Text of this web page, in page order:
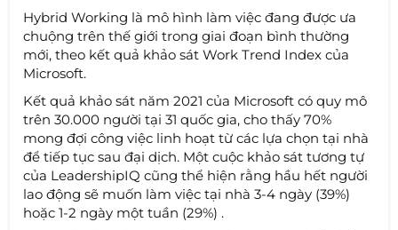
Hybrid Working là mô hình làm việc đang được ưa
chuộng trên thế giới trong giai đoạn bình thường
mới, theo kết quả khảo sát Work Trend Index của
Microsoft.
Kết quả khảo sát năm 2021 của Microsoft có quy mô
trên 30.000 người tại 31 quốc gia, cho thấy 70%
mong đợi công việc linh hoạt từ các lựa chọn tại nhà
để tiếp tục sau đại dịch. Một cuộc khảo sát tương tự
của LeadershipIQ cũng thể hiện rằng hầu hết người
lao động sẽ muốn làm việc tại nhà 3-4 ngày (39%)
hoặc 1-2 ngày một tuần (29%) .